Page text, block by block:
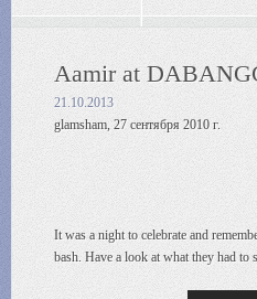
Aamir at
21.10.2013
glamsham, 27 сентября 2010 г.
It was a night to celebrate and
bash. Have a look at what they had to